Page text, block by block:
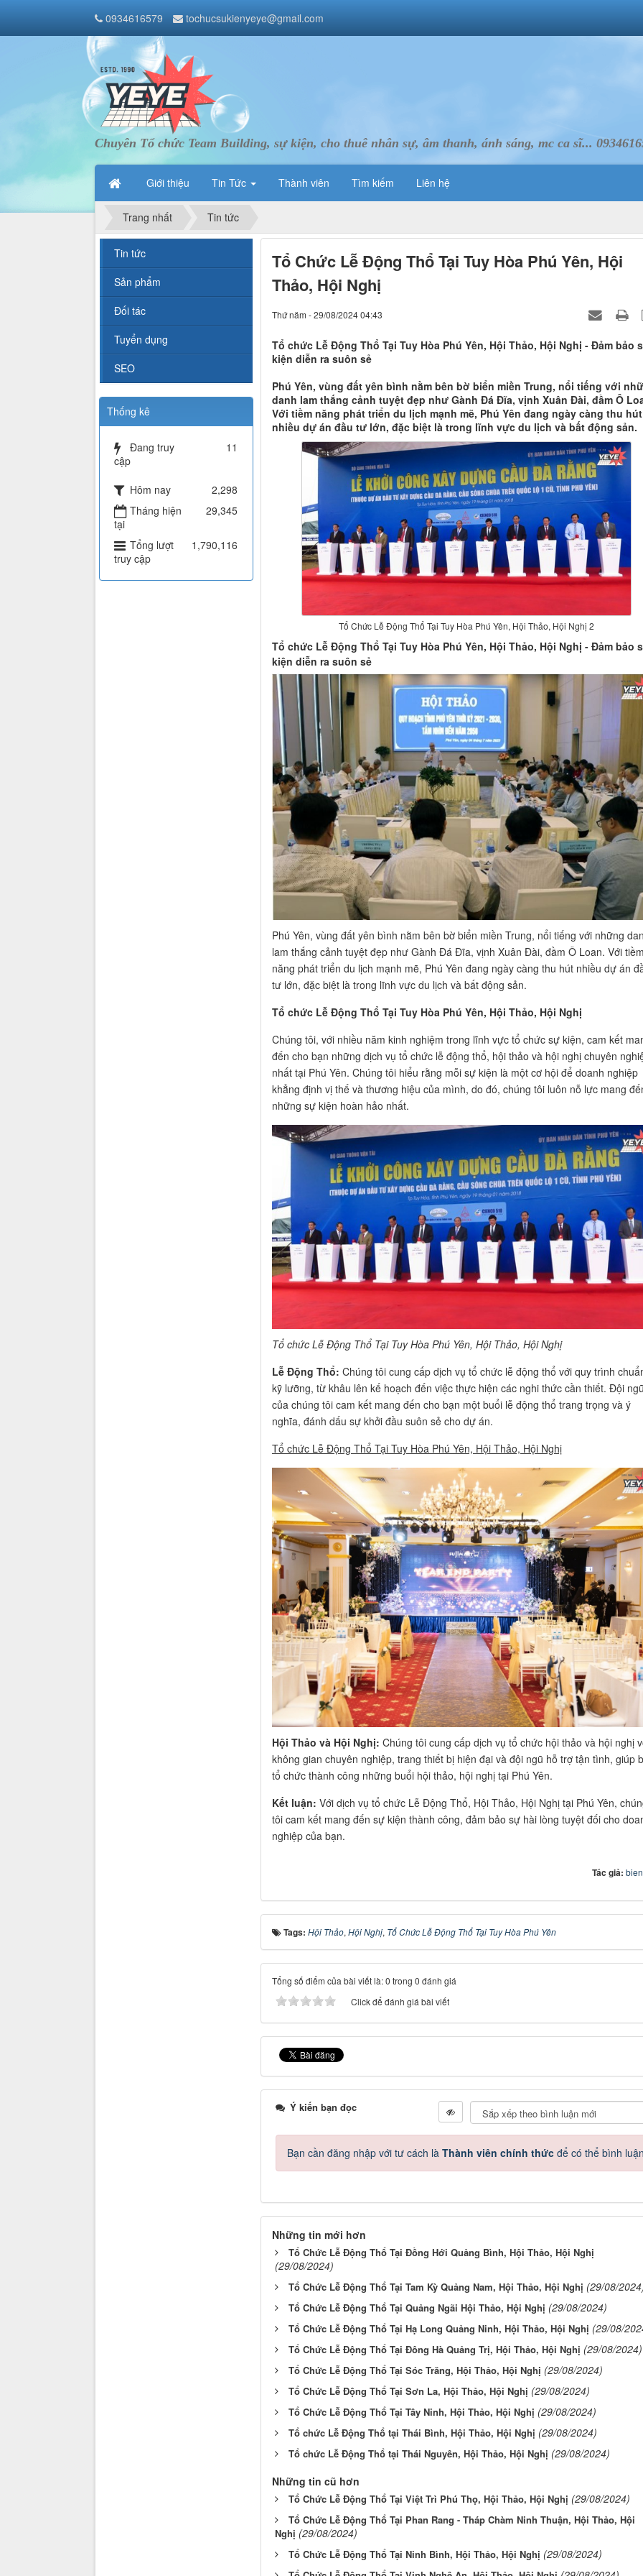
0934616579 tochucsukienyeye@gmail.com
Chuyên Tổ chức Team Building, sự kiện, cho thuê nhân sự, âm thanh, ánh sáng, mc ca sĩ...
Giới thiệu Tin Tức Thành viên Tìm kiếm Liên hệ
Trang nhất Tin tức
Tổ Chức Lễ Động Thổ Tại Tuy Hòa Phú Yên, Hội
Thảo, Hội Nghị
Thứ năm - 29/08/2024 04:43
Tổ chức Lễ Động Thổ Tại Tuy Hòa Phú Yên, Hội Thảo, Hội Nghị - Đảm bảo
kiện diễn ra suôn sẻ
Phú Yên, vùng đất yên bình nằm bên bờ biển miền Trung, nổi tiếng với
danh lam thắng cảnh tuyệt đẹp như Gành Đá Đĩa, vịnh Xuân Đài, đầm Ô
Với tiềm năng phát triển du lịch mạnh mẽ, Phú Yên đang ngày càng thu hút
nhiều dự án đầu tư lớn, đặc biệt là trong lĩnh vực du lịch và bất động sản.
Tổ Chức Lễ Động Thổ Tại Tuy Hòa Phú Yên, Hội Thảo, Hội Nghị 2
Tổ chức Lễ Động Thổ Tại Tuy Hòa Phú Yên, Hội Thảo, Hội Nghị - Đảm bảo
kiện diễn ra suôn sẻ
Phú Yên, vùng đất yên bình nằm bên bờ biển miền Trung, nổi tiếng với những
lam thắng cảnh tuyệt đẹp như Gành Đá Đĩa, vịnh Xuân Đài, đầm Ô Loan. Với
năng phát triển du lịch mạnh mẽ, Phú Yên đang ngày càng thu hút nhiều dự án
tư lớn, đặc biệt là trong lĩnh vực du lịch và bất động sản.
Tổ chức Lễ Động Thổ Tại Tuy Hòa Phú Yên, Hội Thảo, Hội Nghị
Chúng tôi, với nhiều năm kinh nghiệm trong lĩnh vực tổ chức sự kiện, cam kết
đến cho bạn những dịch vụ tổ chức lễ động thổ, hội thảo và hội nghị chuyên
nhất tại Phú Yên. Chúng tôi hiểu rằng mỗi sự kiện là một cơ hội để doanh nghiệp
khẳng định vị thế và thương hiệu của mình, do đó, chúng tôi luôn nỗ lực mang
những sự kiện hoàn hảo nhất.
Tổ chức Lễ Động Thổ Tại Tuy Hòa Phú Yên, Hội Thảo, Hội Nghị
Lễ Động Thổ: Chúng tôi cung cấp dịch vụ tổ chức lễ động thổ với quy trình
kỹ lưỡng, từ khâu lên kế hoạch đến việc thực hiện các nghi thức cần thiết. Đội
của chúng tôi cam kết mang đến cho bạn một buổi lễ động thổ trang trọng và ý
nghĩa, đánh dấu sự khởi đầu suôn sẻ cho dự án.
Tổ chức Lễ Động Thổ Tại Tuy Hòa Phú Yên, Hội Thảo, Hội Nghị
Hội Thảo và Hội Nghị: Chúng tôi cung cấp dịch vụ tổ chức hội thảo và hội nghị
không gian chuyên nghiệp, trang thiết bị hiện đại và đội ngũ hỗ trợ tận tình, giúp
tổ chức thành công những buổi hội thảo, hội nghị tại Phú Yên.
Kết luận: Với dịch vụ tổ chức Lễ Động Thổ, Hội Thảo, Hội Nghị tại Phú Yên,
tôi cam kết mang đến sự kiện thành công, đảm bảo sự hài lòng tuyệt đối cho
nghiệp của bạn.
Tác giả:
Tags: Hội Thảo, Hội Nghị, Tổ Chức Lễ Động Thổ Tại Tuy Hòa Phú Yên
Tổng số điểm của bài viết là: 0 trong 0 đánh giá
Click để đánh giá bài viết
Ý kiến bạn đọc
Bạn cần đăng nhập với tư cách là Thành viên chính thứcđể có thể bình
Những tin mới hơn
Tổ Chức Lễ Động Thổ Tại Đồng Hới Quảng Bình, Hội Thảo, Hội Nghị
(29/08/2024)
Tổ Chức Lễ Động Thổ Tại Tam Kỳ Quảng Nam, Hội Thảo, Hội Nghị (29/08/
Tổ Chức Lễ Động Thổ Tại Quảng Ngãi Hội Thảo, Hội Nghị (29/08/2024)
Tổ Chức Lễ Động Thổ Tại Hạ Long Quảng Ninh, Hội Thảo, Hội Nghị (29/08/
Tổ Chức Lễ Động Thổ Tại Đông Hà Quảng Trị, Hội Thảo, Hội Nghị (29/08/2024)
Tổ Chức Lễ Động Thổ Tại Sóc Trăng, Hội Thảo, Hội Nghị (29/08/2024)
Tổ Chức Lễ Động Thổ Tại Sơn La, Hội Thảo, Hội Nghị (29/08/2024)
Tổ Chức Lễ Động Thổ Tại Tây Ninh, Hội Thảo, Hội Nghị (29/08/2024)
Tổ chức Lễ Động Thổ tại Thái Bình, Hội Thảo, Hội Nghị (29/08/2024)
Tổ chức Lễ Động Thổ tại Thái Nguyên, Hội Thảo, Hội Nghị (29/08/2024)
Những tin cũ hơn
Tổ Chức Lễ Động Thổ Tại Việt Trì Phú Thọ, Hội Thảo, Hội Nghị (29/08/2024)
Tổ Chức Lễ Động Thổ Tại Phan Rang - Tháp Chàm Ninh Thuận, Hội Thảo, Hội
Nghị (29/08/2024)
Tổ Chức Lễ Động Thổ Tại Ninh Bình, Hội Thảo, Hội Nghị (29/08/2024)
Tin tức
Sản phẩm
Đối tác
Tuyển dụng
SEO
Thống kê
Đang truy
cập
11
Hôm nay
2,298
Tháng hiện
tại
29,345
Tổng lượt
truy cập
1,790,116